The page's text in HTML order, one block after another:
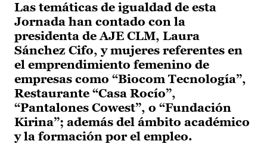
Las temáticas de igualdad de esta
Jornada han contado con la
presidenta de AJE CLM, Laura
Sánchez Cifo, y mujeres referentes en
el emprendimiento femenino de
empresas como “Biocom Tecnología”,
Restaurante “Casa Rocío”,
“Pantalones Cowest”, o “Fundación
Kirina”; además del ámbito académico
y la formación por el empleo.